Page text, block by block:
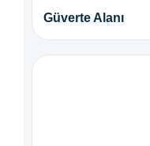
Güverte Alanı